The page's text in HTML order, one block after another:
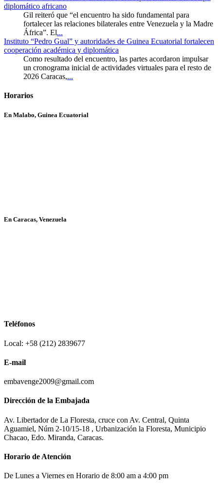
diplomático africano
Gil reiteró que “el encuentro ha sido fundamental para
fortalecer las relaciones bilaterales entre Venezuela y la Madre
África”. El...
Instituto “Pedro Gual” y autoridades de Guinea Ecuatorial fortalecen
cooperación académica y diplomática
Como resultado del encuentro, las partes acordaron impulsar
un cronograma inicial de actividades virtuales para el resto de
2026 Caracas,...
Horarios
En Malabo, Guinea Ecuatorial
En Caracas, Venezuela
Teléfonos
Local: +58 (212) 2839677
E-mail
embavenge2009@gmail.com
Dirección de la Embajada
Av. Libertador de La Floresta, cruce con Av. Central, Quinta
Aguamiel, Núm 2-10/15-18 , Urbanización la Floresta, Municipio
Chacao, Edo. Miranda, Caracas.
Horario de Atención
De Lunes a Viernes en Horario de 8:00 am a 4:00 pm